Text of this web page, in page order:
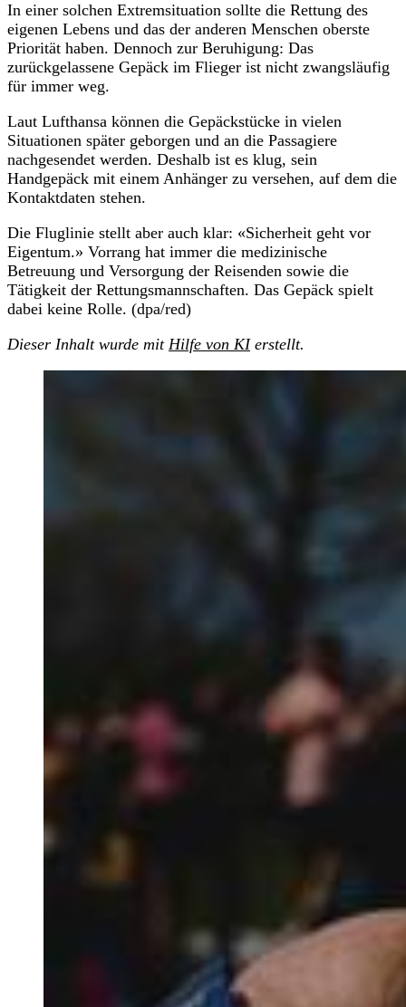
In einer solchen Extremsituation sollte die Rettung des
eigenen Lebens und das der anderen Menschen oberste
Priorität haben. Dennoch zur Beruhigung: Das
zurückgelassene Gepäck im Flieger ist nicht zwangsläufig
für immer weg.
Laut Lufthansa können die Gepäckstücke in vielen
Situationen später geborgen und an die Passagiere
nachgesendet werden. Deshalb ist es klug, sein
Handgepäck mit einem Anhänger zu versehen, auf dem die
Kontaktdaten stehen.
Die Fluglinie stellt aber auch klar: «Sicherheit geht vor
Eigentum.» Vorrang hat immer die medizinische
Betreuung und Versorgung der Reisenden sowie die
Tätigkeit der Rettungsmannschaften. Das Gepäck spielt
dabei keine Rolle. (dpa/red)
Dieser Inhalt wurde mit Hilfe von KIerstellt.